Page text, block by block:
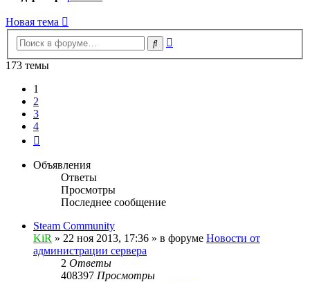
Новая тема
Поиск
173 темы
1
2
3
4
Объявления
Ответы
Просмотры
Последнее сообщение
Steam Community
KiR » 22 ноя 2013, 17:36 » в форуме Новости от
администрации сервера
2 Ответы
408397 Просмотры